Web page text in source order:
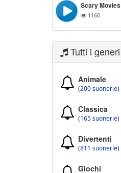
Scary Movies
1160
Tutti i generi
Animale
(200 suonerie)
Classica
(165 suonerie)
Divertenti
(811 suonerie)
Giochi